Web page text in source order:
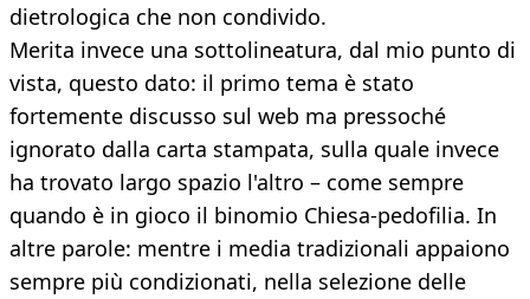
dietrologica che non condivido.
Merita invece una sottolineatura, dal mio punto di
vista, questo dato: il primo tema è stato
fortemente discusso sul web ma pressoché
ignorato dalla carta stampata, sulla quale invece
ha trovato largo spazio l'altro – come sempre
quando è in gioco il binomio Chiesa-pedofilia. In
altre parole: mentre i media tradizionali appaiono
sempre più condizionati, nella selezione delle